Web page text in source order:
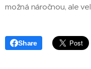
možná náročnou, ale
Share